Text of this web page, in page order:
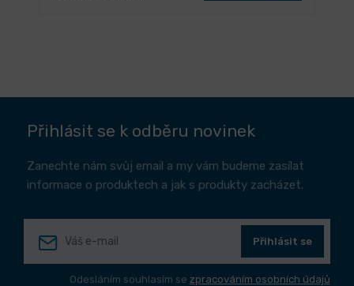
Přihlásit se k odběru novinek
Zanechte nám svůj email a my vám budeme zasílat
informace o produktech a jak s produkty zacházet.
Přihlásit se
Odesláním souhlasím se zpracováním osobních údajů